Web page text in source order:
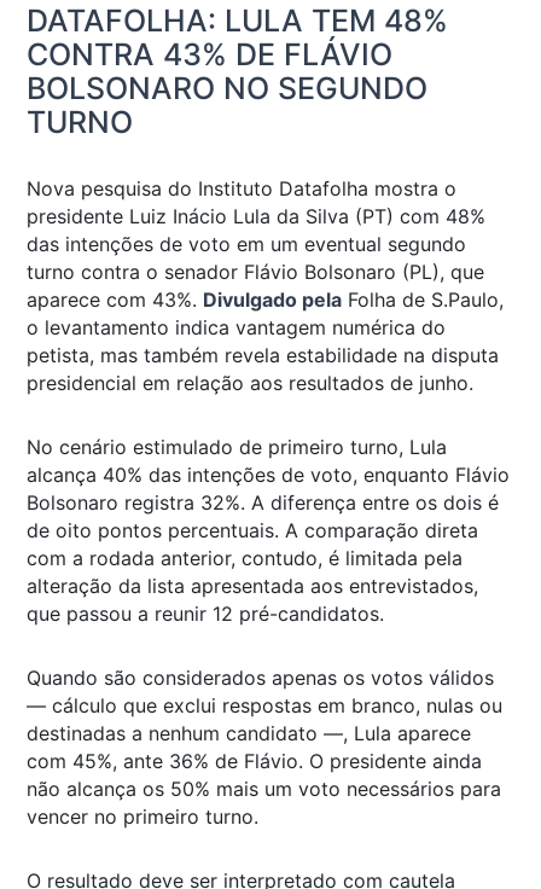
DATAFOLHA: LULA TEM 48%
CONTRA 43% DE FLÁVIO
BOLSONARO NO SEGUNDO
TURNO
Nova pesquisa do Instituto Datafolha mostra o
presidente Luiz Inácio Lula da Silva (PT) com 48%
das intenções de voto em um eventual segundo
turno contra o senador Flávio Bolsonaro (PL), que
aparece com 43%. Divulgado pela Folha de S.Paulo,
o levantamento indica vantagem numérica do
petista, mas também revela estabilidade na disputa
presidencial em relação aos resultados de junho.
No cenário estimulado de primeiro turno, Lula
alcança 40% das intenções de voto, enquanto Flávio
Bolsonaro registra 32%. A diferença entre os dois é
de oito pontos percentuais. A comparação direta
com a rodada anterior, contudo, é limitada pela
alteração da lista apresentada aos entrevistados,
que passou a reunir 12 pré-candidatos.
Quando são considerados apenas os votos válidos
— cálculo que exclui respostas em branco, nulas ou
destinadas a nenhum candidato —, Lula aparece
com 45%, ante 36% de Flávio. O presidente ainda
não alcança os 50% mais um voto necessários para
vencer no primeiro turno.
O resultado deve ser interpretado com cautela